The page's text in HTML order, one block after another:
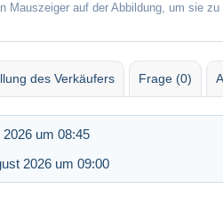
Mauszeiger auf der Abbildung, um sie zu
des Verkäufers Frage (0)
um 08:45
2026 um 09:00